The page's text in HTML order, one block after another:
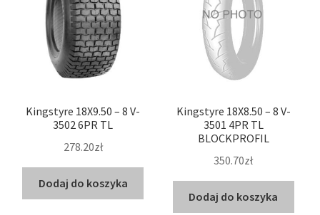
Kingstyre 18X9.50 – 8 V-
3502 6PR TL
278.20zł
Dodaj do koszyka
Kingstyre 18X8.50 – 8 V-
3501 4PR TL
BLOCKPROFIL
350.70zł
Dodaj do koszyka